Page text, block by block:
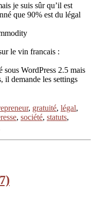
je suis sûr qu’il est
que 90% est du légal
le vin francais :
sous WordPress 2.5 mais
il demande les settings
, gratuité, légal,
, société, statuts,